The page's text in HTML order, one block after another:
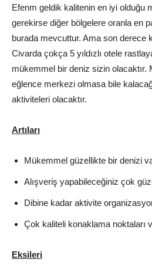
Efenm geldik kalitenin en iyi olduğu
gerekirse diğer bölgelere oranla en
burada mevcuttur. Ama son derece
Civarda çokça 5 yıldızlı otele
mükemmel bir deniz sizin olacaktır.
eğlence merkezi olmasa bile
aktiviteleri olacaktır.
Artıları
Mükemmel güzellikte bir denizi
Alışveriş yapabileceğiniz çok
Dibine kadar aktivite
Çok kaliteli konaklama noktaları
Eksileri